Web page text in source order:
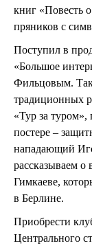
книг «Повесть
пряников с
Поступил в
«Большое
Фильцовым.
традиционных
«Тур за
постере –
нападающий
рассказываем о
Гимкаеве,
в Берлине.
Приобрести
Центрального